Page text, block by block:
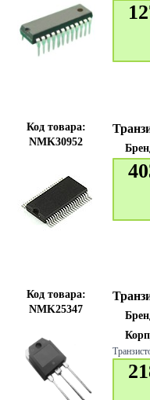
Код товара:
NMK30952
Код товара:
NMK25347